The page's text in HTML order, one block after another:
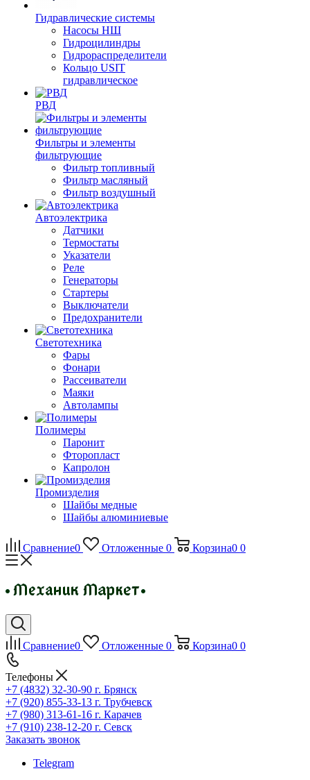
Гидравлические системы
Насосы НШ
Гидроцилиндры
Гидрораспределители
Кольцо USIT
гидравлическое
РВД
Фильтры и элементы
фильтрующие
Фильтр топливный
Фильтр масляный
Фильтр воздушный
Автоэлектрика
Датчики
Термостаты
Указатели
Реле
Генераторы
Стартеры
Выключатели
Предохранители
Светотехника
Фары
Фонари
Рассеиватели
Маяки
Автолампы
Полимеры
Паронит
Фторопласт
Капролон
Промизделия
Шайбы медные
Шайбы алюминиевые
Сравнение0 Отложенные 0 Корзина0 0
Сравнение0 Отложенные 0 Корзина0 0
Телефоны
+7 (4832) 32-30-90 г. Брянск
+7 (920) 855-33-13 г. Трубчевск
+7 (980) 313-61-16 г. Карачев
+7 (910) 238-12-20 г. Севск
Заказать звонок
Telegram